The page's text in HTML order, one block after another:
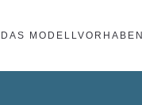
DAS MODELLVORHABEN